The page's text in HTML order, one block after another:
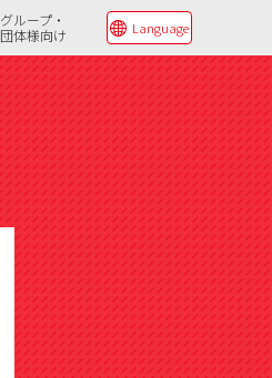
グループ・
団体様向け
Language